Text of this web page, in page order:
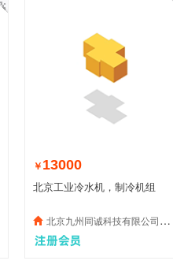
￥ 13000
北京工业冷水机，制冷机组
北京九州同诚科技有限公司销售部